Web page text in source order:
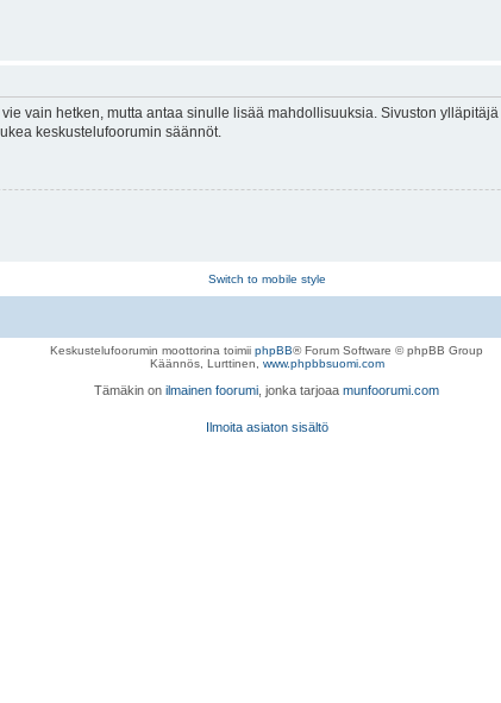
vain hetken, mutta antaa sinulle lisää mahdollisuuksia. Sivuston
keskustelufoorumin säännöt.
Switch to mobile style
Keskustelufoorumin moottorina toimii phpBB® Forum Software © phpBB Group
Käännös, Lurttinen, www.phpbbsuomi.com
Tämäkin on ilmainen foorumi , jonka tarjoaa munfoorumi.com
Ilmoita asiaton sisältö